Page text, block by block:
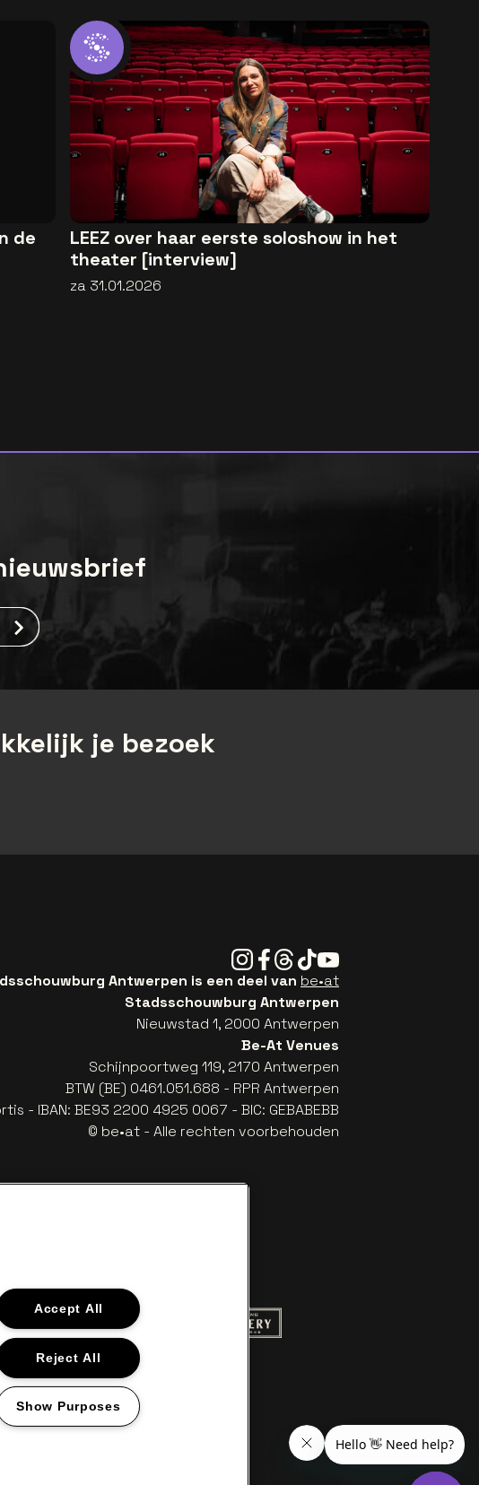
de
LEEZ over haar eerste soloshow in het
theater [interview]
za 31.01.2026
je bezoek
Instagram
Facebook
Threads
TiktokYoutube
Antwerpen is een deel van be•at
Stadsschouwburg Antwerpen
Nieuwstad 1, 2000 Antwerpen
Be-At Venues
Schijnpoortweg 119, 2170 Antwerpen
BTW (BE) 0461.051.688 - RPR Antwerpen
- IBAN: BE93 2200 4925 0067 - BIC: GEBABEBB
© be•at - Alle rechten voorbehouden
Cola
Ga naar de website van Red Bull
Ga naar de website van Het logo van Aperol
in off-white
van Croky
de website van Gazet van Antwerpen
Accept All
Reject All
Show Purposes